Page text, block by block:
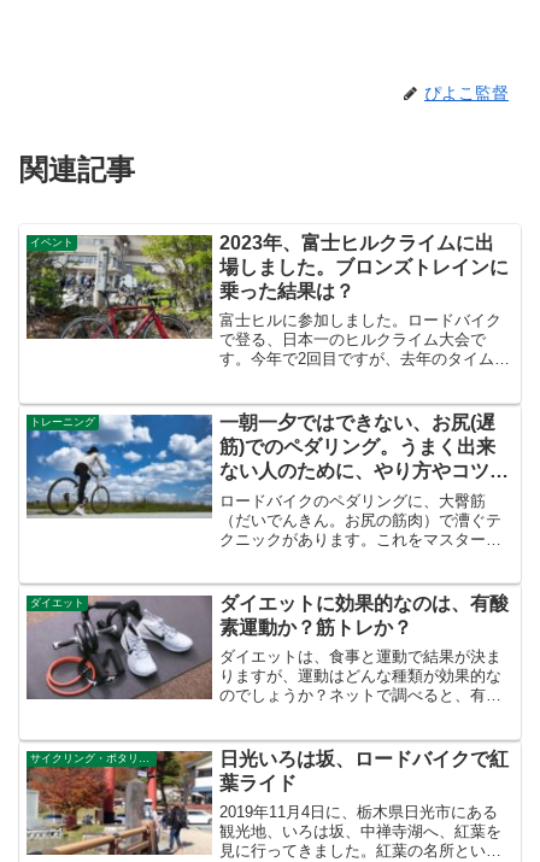
ぴよこ監督
関連記事
イベント
2023年、富士ヒルクライムに出
場しました。ブロンズトレインに
乗った結果は？
富士ヒルに参加しました。ロードバイク
で登る、日本一のヒルクライム大会で
す。今年で2回目ですが、去年のタイムが
ゃう？という過信を持って臨みました。
さて結果はいかに！...
トレーニング
一朝一夕ではできない、お尻(遅
筋)でのペダリング。うまく出来
ない人のために、やり方やコツを
徹底解説
ロードバイクのペダリングに、大臀筋
（だいでんきん。お尻の筋肉）で漕ぐテ
クニックがあります。これをマスターす
を温存して、足の疲労を軽減できます。
50キロも走ると、太ももが...
ダイエット
ダイエットに効果的なのは、有酸
素運動か？筋トレか？
ダイエットは、食事と運動で結果が決ま
りますが、運動はどんな種類が効果的な
のでしょうか？ネットで調べると、有酸
ので、効果があると書いていますし、筋
トレで筋肉を付けると基礎...
日光いろは坂、ロードバイクで紅
葉ライド
2019年11月4日に、栃木県日光市にある
観光地、いろは坂、中禅寺湖へ、紅葉を
見に行ってきました。紅葉の名所といえ